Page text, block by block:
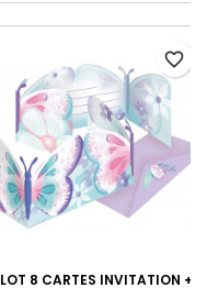
LOT 8 CARTES INVITATION +
favorite_border